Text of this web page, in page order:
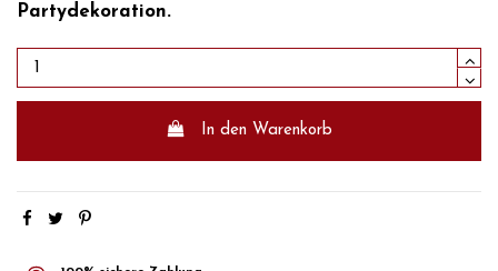
Partydekoration.
In den Warenkorb